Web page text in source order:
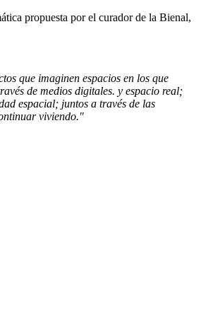
propuesta por el curador de la Bienal,
que imaginen espacios en los que
de medios digitales. y espacio real;
espacial; juntos a través de las
viviendo."